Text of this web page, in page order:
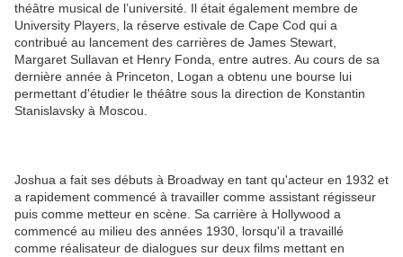
théâtre musical de l’université. Il était également membre de
University Players, la réserve estivale de Cape Cod qui a
contribué au lancement des carrières de James Stewart,
Margaret Sullavan et Henry Fonda, entre autres. Au cours de sa
dernière année à Princeton, Logan a obtenu une bourse lui
permettant d'étudier le théâtre sous la direction de Konstantin
Stanislavsky à Moscou.
Joshua a fait ses débuts à Broadway en tant qu'acteur en 1932 et
a rapidement commencé à travailler comme assistant régisseur
puis comme metteur en scène. Sa carrière à Hollywood a
commencé au milieu des années 1930, lorsqu'il a travaillé
comme réalisateur de dialogues sur deux films mettant en